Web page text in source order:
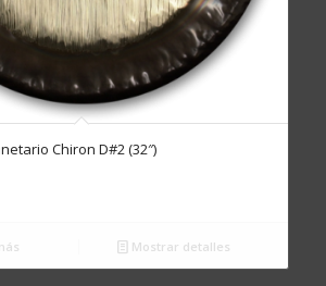
Chiron D#2 (32″)
Mostrar detalles